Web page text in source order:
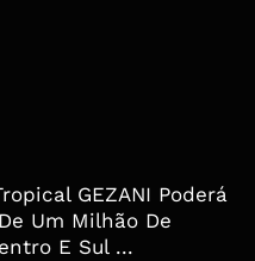
GEZANI Poderá
Um Milhão De
E Sul ...